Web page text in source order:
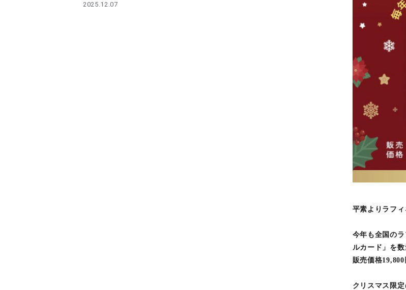
2025.12.07
平素よりラフ
今年も全国の
ルカード」を
販売価格
クリスマス限